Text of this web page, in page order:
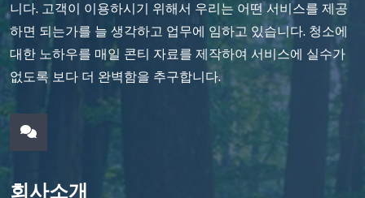
니다. 고객이 이용하시기 위해서 우리는 어떤 서비스를 제공
하면 되는가를 늘 생각하고 업무에 임하고 있습니다. 청소에
대한 노하우를 매일 콘티 자료를 제작하여 서비스에 실수가
없도록 보다 더 완벽함을 추구합니다.
회사소개